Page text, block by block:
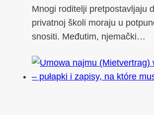
Mnogi roditelji pretpostavljaju
privatnoj školi moraju u
snositi. Međutim, njemački…